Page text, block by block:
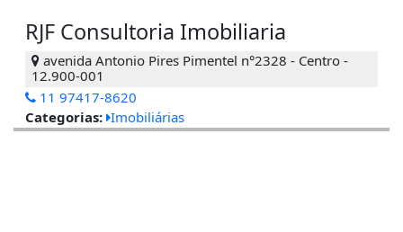
RJF Consultoria Imobiliaria
avenida Antonio Pires Pimentel n°2328 - Centro -
12.900-001
11 97417-8620
Categorias: Imobiliárias